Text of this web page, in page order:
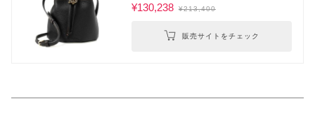
¥130,238 ¥213,400
販売サイトをチェック